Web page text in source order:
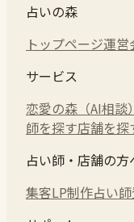
占いの森
トップページ運営
サービス
恋愛の森（AI相談）
師を探す店舗を探
占い師・店舗の方
集客LP制作占い